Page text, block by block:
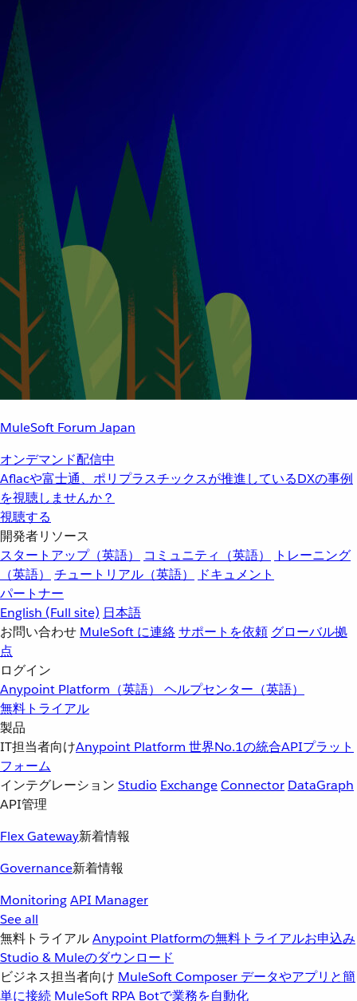
MuleSoft Forum Japan
オンデマンド配信中
Aflacや富士通、ポリプラスチックスが推進しているDXの事例
を視聴しませんか？
視聴する
開発者リソース
スタートアップ（英語）
コミュニティ（英語）
トレーニング
（英語）
チュートリアル（英語）
ドキュメント
パートナー
English (Full site) 日本語
お問い合わせ MuleSoft に連絡サポートを依頼 グローバル拠
点
ログイン
Anypoint Platform（英語） ヘルプセンター（英語）
無料トライアル
製品
IT担当者向けAnypoint Platform 世界No.1の統合APIプラット
フォーム
インテグレーション Studio ExchangeConnector DataGraph
API管理
Flex Gateway新着情報
Governance新着情報
MonitoringAPI Manager
See all
無料トライアルAnypoint Platformの無料トライアルお申込み
Studio & Muleのダウンロード
ビジネス担当者向け MuleSoft Composer データやアプリと簡
単に接続 MuleSoft RPA Botで業務を自動化